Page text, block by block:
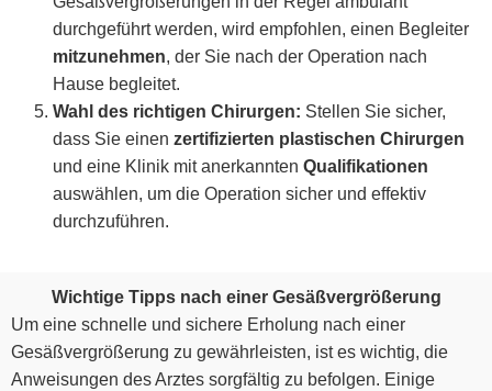
durchgeführt werden, wird empfohlen, einen Begleiter
mitzunehmen, der Sie nach der Operation nach
Hause begleitet.
Wahl des richtigen Chirurgen: Stellen Sie sicher,
dass Sie einen zertifizierten plastischen Chirurgen
und eine Klinik mit anerkannten Qualifikationen
auswählen, um die Operation sicher und effektiv
durchzuführen.
Wichtige Tipps nach einer Gesäßvergrößerung
Um eine schnelle und sichere Erholung nach einer
Gesäßvergrößerung zu gewährleisten, ist es wichtig, die
Anweisungen des Arztes sorgfältig zu befolgen. Einige